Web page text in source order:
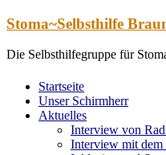
Zum
springen
Stoma~Selbsthilfe
Die Selbsthilfegruppe für
Startseite
Unser Schirmherr
Aktuelles
Interview von
Interview mit dem